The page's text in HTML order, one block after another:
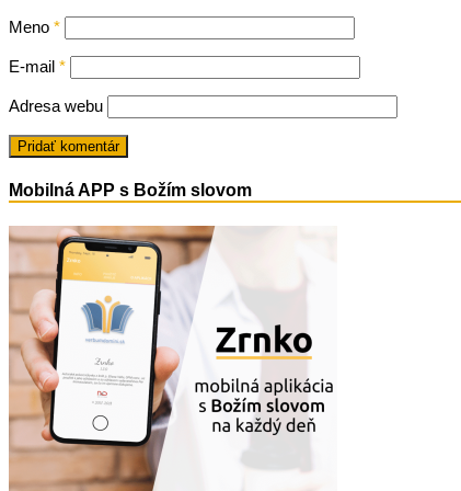
Meno *
E-mail *
Adresa webu
Mobilná APP s Božím slovom